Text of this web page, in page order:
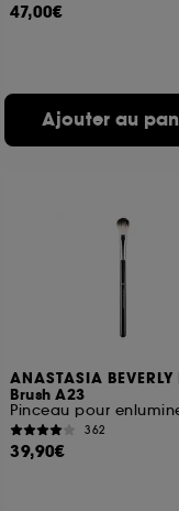
47,00€
Ajouter au
ANASTASIA BEVERLY
Brush A23
Pinceau pour
362
39,90€